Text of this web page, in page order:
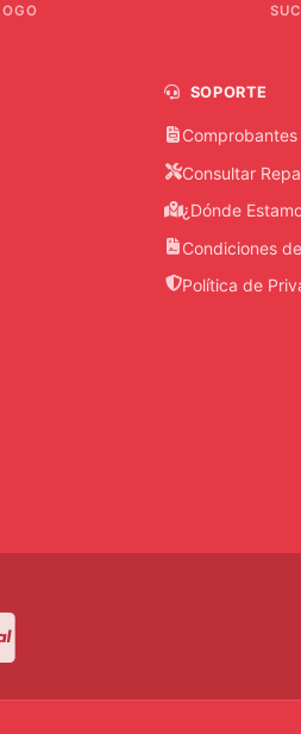
SOPORTE
Consultar
¿Dónde
Condiciones
Política de
Express